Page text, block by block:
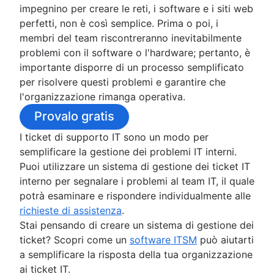
Come funzionano i sistemi di gestione dei
ticket IT
Perché le aziende hanno bisogno di
gestione dei ticket IT?
Vantaggi dell'utilizzo di un sistema di
dei ticket IT
Caratteristiche chiave da cercare in un
di gestione dei ticket IT
Best practice per la gestione dei ticket IT
Sistemi di gestione dei ticket IT e ITSM
Service request process
Gestione delle risorse IT
Panoramica
Database di gestione della configurazione
Gestione della configurazione e gestione delle
risorse a confronto
Best practice per la gestione delle risorse
Gestione degli imprevisti
Panoramica
Gestione della continuità dei servizi IT
Gestione IT
impegnino per creare le reti, i software e i siti web
perfetti, non è così semplice. Prima o poi, i
membri del team riscontreranno inevitabilmente
problemi con il software o l'hardware; pertanto, è
importante disporre di un processo semplificato
per risolvere questi problemi e garantire che
l'organizzazione rimanga operativa.
Provalo gratis
I ticket di supporto IT sono un modo per
semplificare la gestione dei problemi IT interni.
Puoi utilizzare un sistema di gestione dei ticket IT
interno per segnalare i problemi al team IT, il quale
potrà esaminare e rispondere individualmente alle
richieste di assistenza.
Stai pensando di creare un sistema di gestione dei
ticket? Scopri come un software ITSM può aiutarti
a semplificare la risposta della tua organizzazione
ai ticket IT.